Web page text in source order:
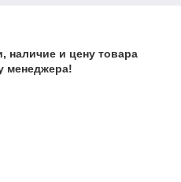
наличие и цену товара
менеджера!